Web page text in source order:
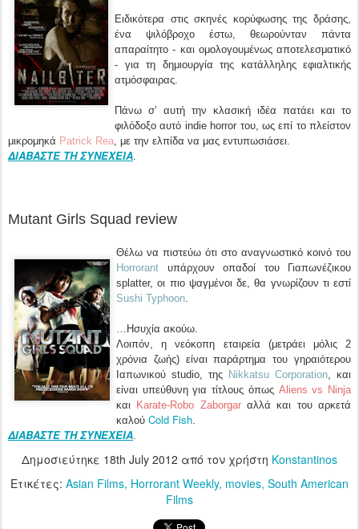
Ειδικότερα στις σκηνές κορύφωσης της δράσης,
ένα ψιλόβροχο έστω, θεωρούνταν πάντα
απαραίτητο - και ομολογουμένως αποτελεσματικό
- για τη δημιουργία της κατάλληλης εφιαλτικής
ατμόσφαιρας.
Πάνω σ’ αυτή την κλασική ιδέα πατάει και το
φιλόδοξο αυτό indie horror του, ως επί το πλείστον
μικρομηκά Patrick Rea, με την ελπίδα να μας εντυπωσιάσει.
ΔΙΑΒΑΣΤΕ ΤΗ ΣΥΝΕΧΕΙΑ.
Mutant Girls Squad review
Θέλω να πιστεύω ότι στο αναγνωστικό κοινό του
Horrorant υπάρχουν οπαδοί του Γιαπωνέζικου
splatter, οι πιο ψαγμένοι δε, θα γνωρίζουν τι εστί
Sushi Typhoon.
…Ησυχία ακούω.
Λοιπόν, η νεόκοπη εταιρεία (μετράει μόλις 2
χρόνια ζωής) είναι παράρτημα του γηραιότερου
Ιαπωνικού studio, της Nikkatsu Corporation, και
είναι υπεύθυνη για τίτλους όπως Aliens vs Ninja
και Karate-Robo Zaborgarαλλά και του αρκετά
καλού Cold Fish.
ΔΙΑΒΑΣΤΕ ΤΗ ΣΥΝΕΧΕΙΑ.
Δημοσιεύτηκε 18th July 2012 από τον χρήστη Konstantinos
Ετικέτες: Asian Films Horrorant Weekly movies South American
Films